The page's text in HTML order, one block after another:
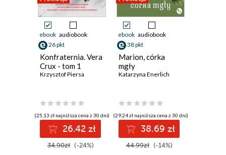
ebook audiobook
26 pkt
Konfraternia. Vera
Crux - tom 1
Krzysztof Piersa
(25,13 zł najniższa cena z 30 dni)
26.42 zł
34.90zł (-24%)
ebook audiobook
38 pkt
Marion, córka
mgły
Katarzyna Enerlich
(29,24 zł najniższa cena z 30 dni)
38.69 zł
44.99zł (-14%)